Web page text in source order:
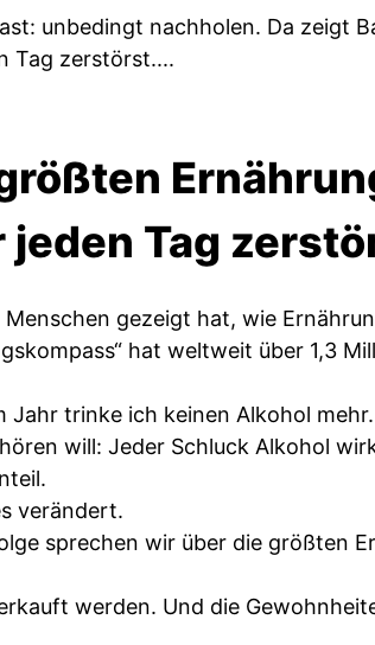
unbedingt nachholen. Da zeigt
Tag zerstörst....
jeden Tag
gezeigt hat, wie
hat weltweit über 1,3
Jahr trinke ich keinen Alkohol
will: Jeder Schluck Alkohol
verändert.
sprechen wir über die größten
werden. Und die